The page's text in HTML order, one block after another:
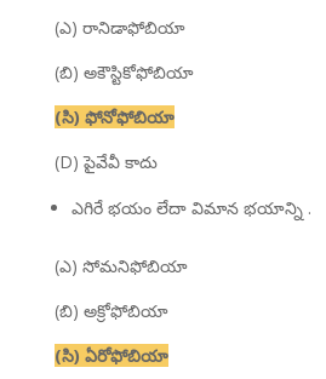
(ఎ) రానిడాఫోబియా
(బి) అకౌస్టికోఫోబియా
(సి) ఫోనోఫోబియా
(D) పైవేవీ కాదు
ఎగిరే భయం లేదా విమాన భయాన్ని .
(ఎ) సోమనిఫోబియా
(బి) అక్రోఫోబియా
(సి) ఏరోఫోబియా